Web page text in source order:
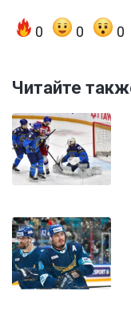
0 0 0
Читайте